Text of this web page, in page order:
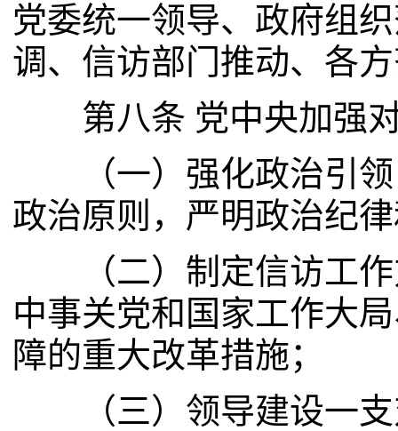
党委统一领导、政府组
调、信访部门推动、各
第八条 党中央加强对
（一）强化政治引领
政治原则，严明政治纪
（二）制定信访工作
中事关党和国家工作大
障的重大改革措施；
（三）领导建设一支